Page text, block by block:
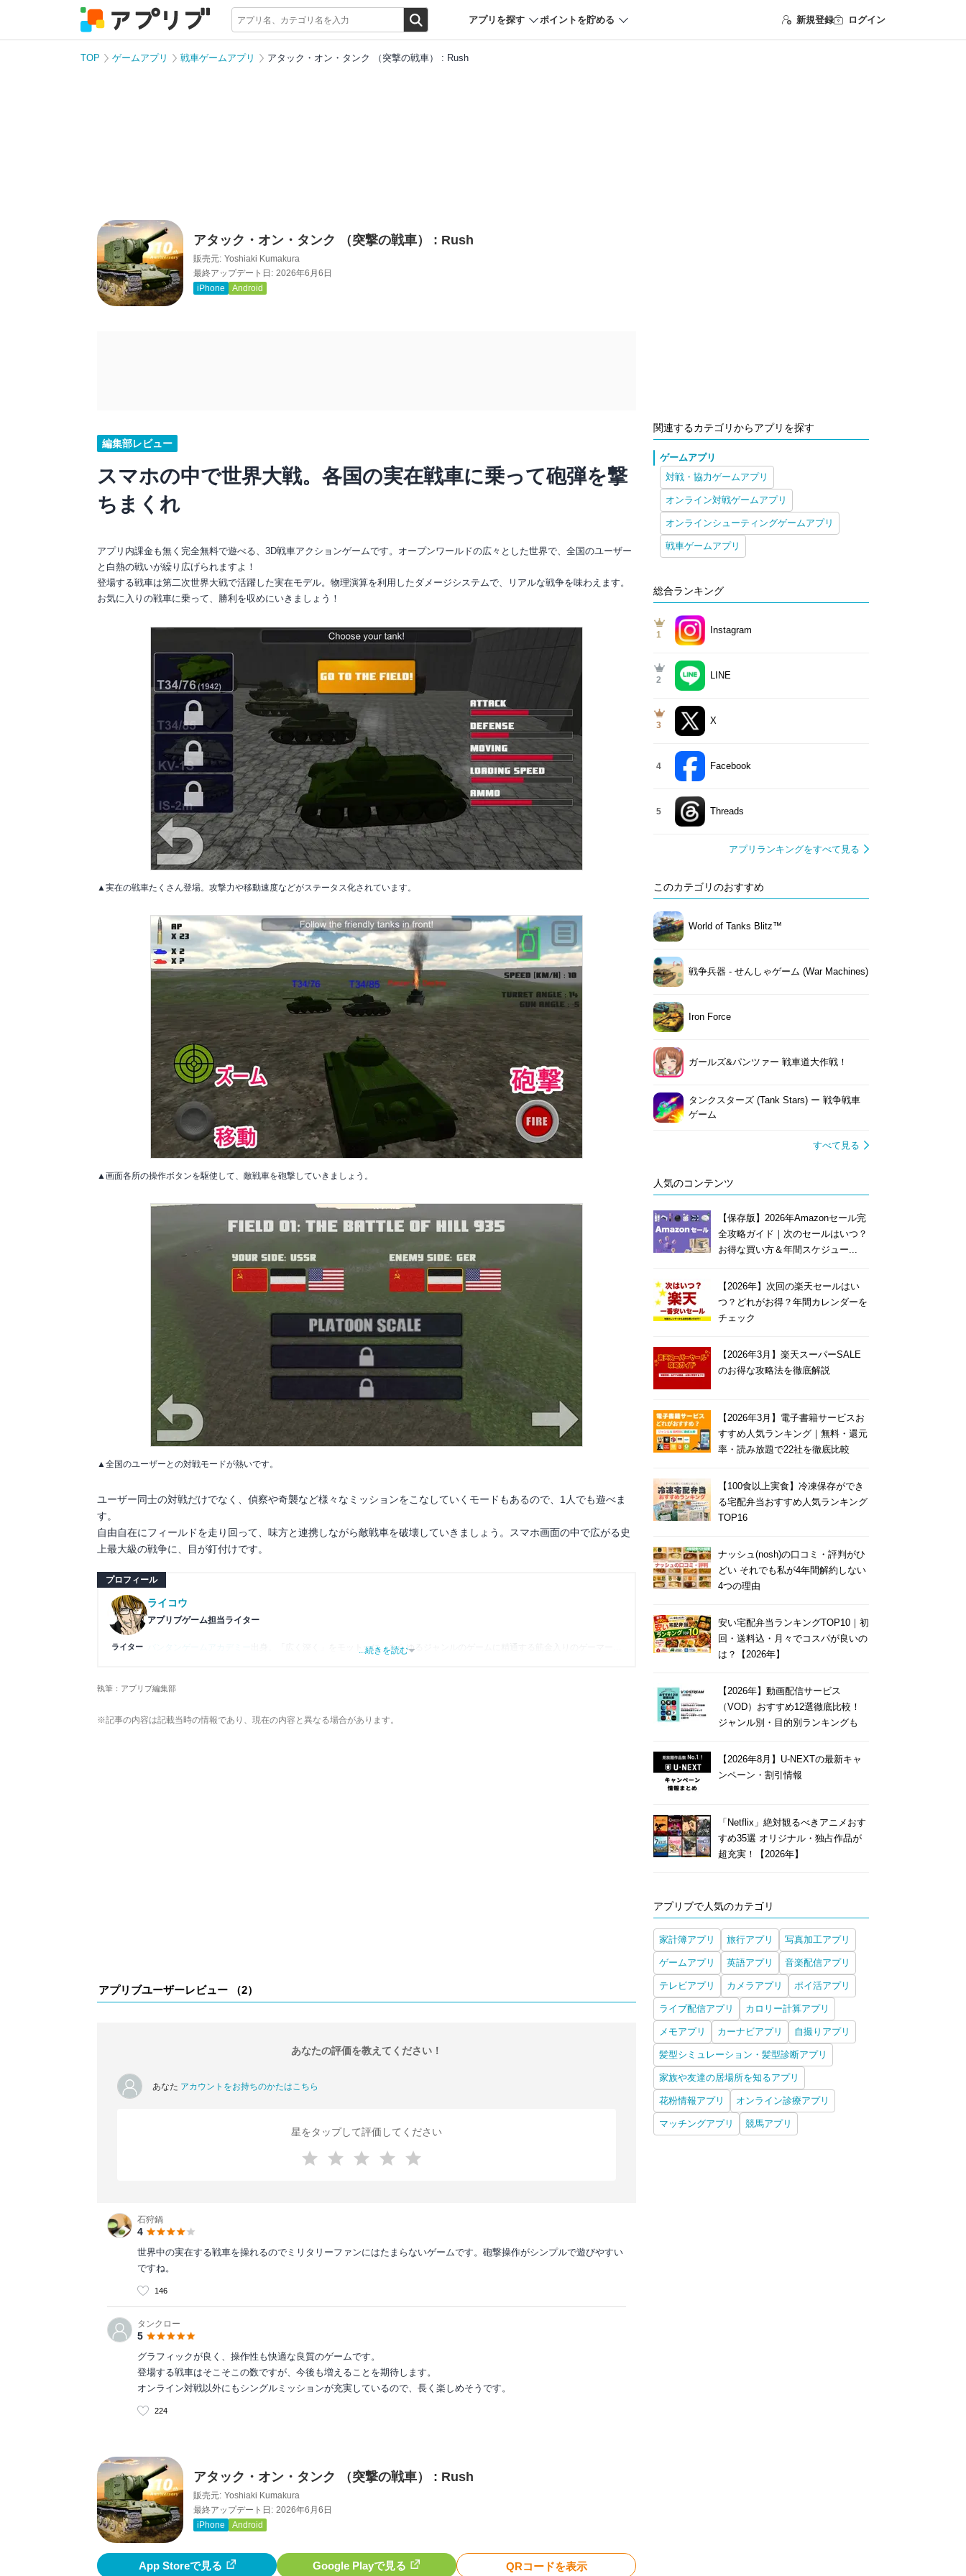
アプリを探す ポイントを貯める 新規登録 ログイン
TOP ゲームアプリ 戦車ゲームアプリ アタック・オン・タンク （突撃の戦車） : Rush
アタック・オン・タンク （突撃の戦車） : Rush
販売元: Yoshiaki Kumakura
最終アップデート日: 2026年6月6日
iPhone
Android
編集部レビュー
スマホの中で世界大戦。各国の実在戦車に乗って砲弾を撃
ちまくれ
アプリ内課金も無く完全無料で遊べる、3D戦車アクションゲームです。オープンワールドの広々とした世界で、全国のユーザー
と白熱の戦いが繰り広げられますよ！
登場する戦車は第二次世界大戦で活躍した実在モデル。物理演算を利用したダメージシステムで、リアルな戦争を味わえます。
お気に入りの戦車に乗って、勝利を収めにいきましょう！
▲実在の戦車たくさん登場。攻撃力や移動速度などがステータス化されています。
▲画面各所の操作ボタンを駆使して、敵戦車を砲撃していきましょう。
▲全国のユーザーとの対戦モードが熱いです。
ユーザー同士の対戦だけでなく、偵察や奇襲など様々なミッションをこなしていくモードもあるので、1人でも遊べま
す。
自由自在にフィールドを走り回って、味方と連携しながら敵戦車を破壊していきましょう。スマホ画面の中で広がる史
上最大級の戦争に、目が釘付けです。
プロフィール
ライター
ライコウ
アプリブゲーム担当ライター
出身。「広く深く」をモットーに、あらゆるジャンルのゲームに精通する筋金入りのゲーマー。
や専門知識の深さは業界内でも高く評価されている。現在は、アプリブでゲーム関連のコンテンツを豊富に執筆中。
...続きを読む
執筆：アプリブ編集部
※記事の内容は記載当時の情報であり、現在の内容と異なる場合があります。
アプリブユーザーレビュー （2）
あなたの評価を教えてください！
あなた アカウントをお持ちのかたはこちら
星をタップして評価してください
石狩鍋
4
世界中の実在する戦車を操れるのでミリタリーファンにはたまらないゲームです。砲撃操作がシンプルで遊びやすい
ですね。
146
タンクロー
5
グラフィックが良く、操作性も快適な良質のゲームです。
登場する戦車はそこそこの数ですが、今後も増えることを期待します。
オンライン対戦以外にもシングルミッションが充実しているので、長く楽しめそうです。
224
アタック・オン・タンク （突撃の戦車） : Rush
販売元: Yoshiaki Kumakura
最終アップデート日: 2026年6月6日
iPhone
Android
App Storeで見る Google Playで見る QRコードを表示
関連するカテゴリからアプリを探す
ゲームアプリ
対戦・協力ゲームアプリ
オンライン対戦ゲームアプリ
オンラインシューティングゲームアプリ
戦車ゲームアプリ
総合ランキング
1 Instagram
2 LINE
3 X
4 Facebook
5 Threads
アプリランキングをすべて見る
このカテゴリのおすすめ
World of Tanks Blitz™
戦争兵器 - せんしゃゲーム (War Machines)
Iron Force
ガールズ&パンツァー 戦車道大作戦！
タンクスターズ (Tank Stars) ー 戦争戦車
ゲーム
すべて見る
人気のコンテンツ
【保存版】2026年Amazonセール完
全攻略ガイド｜次のセールはいつ？
お得な買い方＆年間スケジュー...
【2026年】次回の楽天セールはい
つ？どれがお得？年間カレンダーを
チェック
【2026年3月】楽天スーパーSALE
のお得な攻略法を徹底解説
【2026年3月】電子書籍サービスお
すすめ人気ランキング｜無料・還元
率・読み放題で22社を徹底比較
【100食以上実食】冷凍保存ができ
る宅配弁当おすすめ人気ランキング
TOP16
ナッシュ(nosh)の口コミ・評判がひ
どい それでも私が4年間解約しない
4つの理由
安い宅配弁当ランキングTOP10｜初
回・送料込・月々でコスパが良いの
は？【2026年】
【2026年】動画配信サービス
（VOD）おすすめ12選徹底比較！
ジャンル別・目的別ランキングも
【2026年8月】U-NEXTの最新キャ
ンペーン・割引情報
「Netflix」絶対観るべきアニメおす
すめ35選 オリジナル・独占作品が
超充実！【2026年】
アプリブで人気のカテゴリ
家計簿アプリ 旅行アプリ 写真加工アプリ
ゲームアプリ 英語アプリ 音楽配信アプリ
テレビアプリ カメラアプリ ポイ活アプリ
ライブ配信アプリ カロリー計算アプリ
メモアプリ カーナビアプリ 自撮りアプリ
髪型シミュレーション・髪型診断アプリ
家族や友達の居場所を知るアプリ
花粉情報アプリ オンライン診療アプリ
マッチングアプリ 競馬アプリ